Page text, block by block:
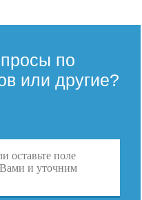
по
или другие?